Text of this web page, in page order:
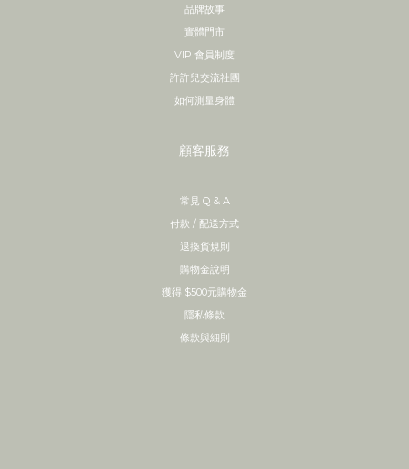
品牌故事
實體門市
VIP 會員制度
許許兒交流社團
如何測量身體
顧客服務
常見 Q & A
付款 / 配送方式
退換貨規則
購物金說明
獲得 $500元購物金
隱私條款
條款與細則